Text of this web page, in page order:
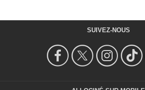
SUIVEZ-NOUS